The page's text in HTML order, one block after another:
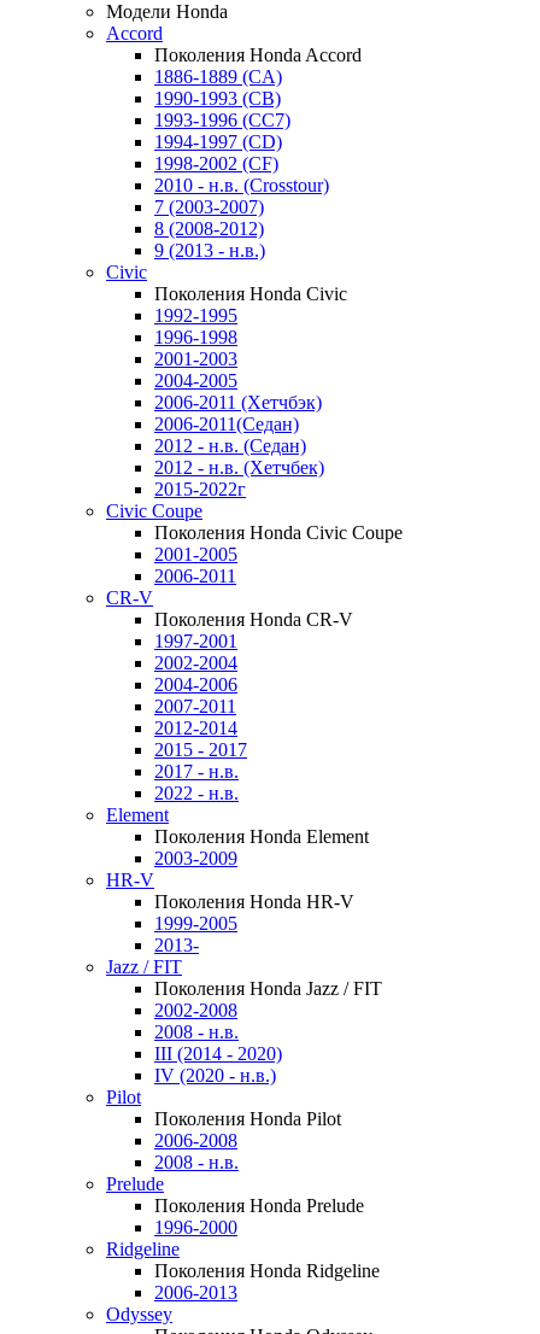
Модели Honda
Accord
Поколения Honda Accord
1886-1889 (CA)
1990-1993 (CB)
1993-1996 (CC7)
1994-1997 (CD)
1998-2002 (CF)
2010 - н.в. (Crosstour)
7 (2003-2007)
8 (2008-2012)
9 (2013 - н.в.)
Civic
Поколения Honda Civic
1992-1995
1996-1998
2001-2003
2004-2005
2006-2011 (Хетчбэк)
2006-2011(Седан)
2012 - н.в. (Седан)
2012 - н.в. (Хетчбек)
2015-2022г
Civic Coupe
Поколения Honda Civic Coupe
2001-2005
2006-2011
CR-V
Поколения Honda CR-V
1997-2001
2002-2004
2004-2006
2007-2011
2012-2014
2015 - 2017
2017 - н.в.
2022 - н.в.
Element
Поколения Honda Element
2003-2009
HR-V
Поколения Honda HR-V
1999-2005
2013-
Jazz / FIT
Поколения Honda Jazz / FIT
2002-2008
2008 - н.в.
III (2014 - 2020)
IV (2020 - н.в.)
Pilot
Поколения Honda Pilot
2006-2008
2008 - н.в.
Prelude
Поколения Honda Prelude
1996-2000
Ridgeline
Поколения Honda Ridgeline
2006-2013
Odyssey